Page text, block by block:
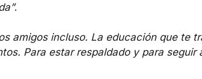
.
amigos incluso. La educación que te
Para estar respaldado y para seguir